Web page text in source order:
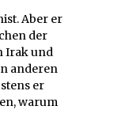
Aber er
der
Irak und
anderen
er
warum